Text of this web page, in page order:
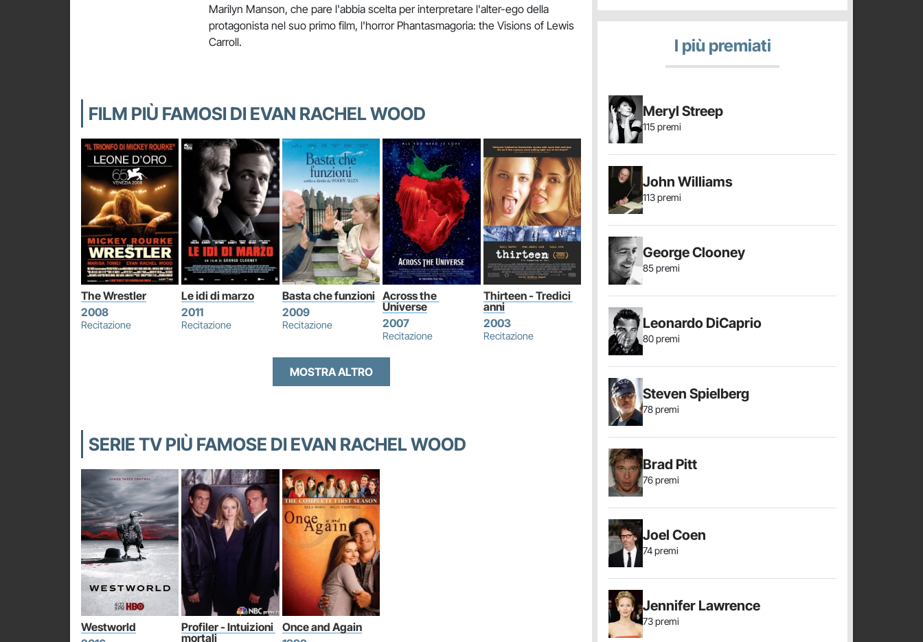
Marilyn Manson, che pare l'abbia scelta per interpretare l'alter-ego della
protagonista nel suo primo film, l'horror Phantasmagoria: the Visions of Lewis
Carroll.
FILM PIÙ FAMOSI DI EVAN RACHEL WOOD
The Wrestler
2008
Recitazione
Le idi di marzo
2011
Recitazione
Basta che funzioni
2009
Recitazione
Across the
Universe
2007
Recitazione
Thirteen - Tredici
anni
2003
Recitazione
MOSTRA ALTRO
SERIE TV PIÙ FAMOSE DI EVAN RACHEL WOOD
Westworld
Profiler - Intuizioni
mortali
Once and Again
I più premiati
Meryl Streep
115 premi
John Williams
113 premi
George Clooney
85 premi
Leonardo DiCaprio
80 premi
Steven Spielberg
78 premi
Brad Pitt
76 premi
Joel Coen
74 premi
Jennifer Lawrence
73 premi